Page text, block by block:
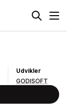
Udvikler
GODISOFT